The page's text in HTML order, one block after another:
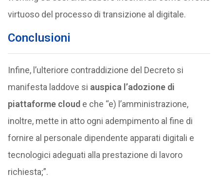
virtuoso del processo di transizione al digitale.
Conclusioni
Infine, l’ulteriore contraddizione del Decreto si
manifesta laddove si auspica l’adozione di
piattaforme cloud e che “e) l’amministrazione,
inoltre, mette in atto ogni adempimento al fine di
fornire al personale dipendente apparati digitali e
tecnologici adeguati alla prestazione di lavoro
richiesta;”.